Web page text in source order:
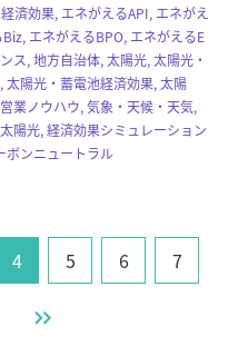
済効果, エネがえるAPI, エネがえ
Biz, エネがえるBPO, エネがえるE
ス, 地方自治体, 太陽光, 太陽光・
太陽光・蓄電池経済効果, 太陽
業ノウハウ, 気象・天候・天気,
陽光, 経済効果シミュレーション
ボンニュートラル
4 5 6 7